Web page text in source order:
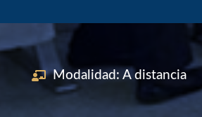
Modalidad : A distancia